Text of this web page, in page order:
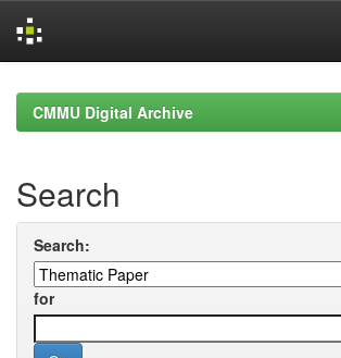
navigationCMMU Digital Archive
Search
Search:
for